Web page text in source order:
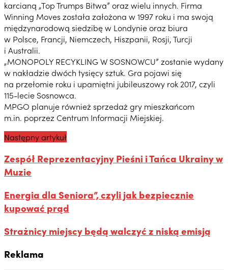
karcianą „Top Trumps Bitwa” oraz wielu innych. Firma
Winning Moves została założona w 1997 roku i ma swoją
międzynarodową siedzibę w Londynie oraz biura
w Polsce, Francji, Niemczech, Hiszpanii, Rosji, Turcji
i Australii.
„MONOPOLY RECYKLING W SOSNOWCU” zostanie wydany
w nakładzie dwóch tysięcy sztuk. Gra pojawi się
na przełomie roku i upamiętni jubileuszowy rok 2017, czyli
115-lecie Sosnowca.
MPGO planuje również sprzedaż gry mieszkańcom
m.in. poprzez Centrum Informacji Miejskiej.
Następny artykuł
Zespół Reprezentacyjny Pieśni i Tańca Ukrainy w
Muzie
Energia dla Seniora”, czyli jak bezpiecznie
kupować prąd
Strażnicy miejscy będą walczyć z niską emisją
Reklama